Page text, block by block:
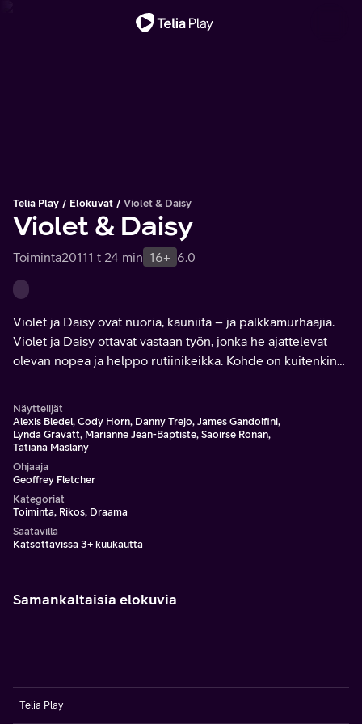
Telia Play Elokuvat Violet & Daisy
Violet & Daisy
Toiminta20111 t 24 min 16+ 6.0
Violet ja Daisy ovat nuoria, kauniita – ja palkkamurhaajia.
Violet ja Daisy ottavat vastaan työn, jonka he ajattelevat
olevan nopea ja helppo rutiinikeikka. Kohde on kuitenkin
Näyttelijät
Alexis Bledel, Cody Horn, Danny Trejo, James Gandolfini,
Lynda Gravatt, Marianne Jean-Baptiste, Saoirse Ronan,
Tatiana Maslany
Ohjaaja
Geoffrey Fletcher
Kategoriat
Toiminta, Rikos, Draama
Saatavilla
Katsottavissa 3+ kuukautta
Samankaltaisia elokuvia
Telia Play